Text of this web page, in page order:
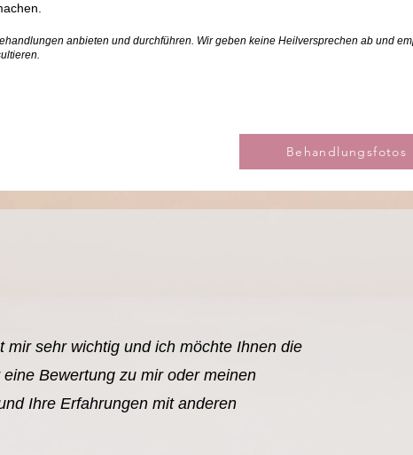
anbieten und durchführen. Wir geben keine Heilversprechen ab und
Behandlungsfotos
mir sehr wichtig und ich möchte Ihnen die
Bewertung zu mir oder meinen
Ihre Erfahrungen mit anderen